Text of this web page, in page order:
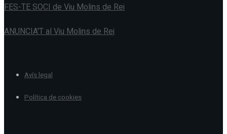
FES-TE SOCI de Viu Molins de Rei
ANUNCIA'T al Viu Molins de Rei
Avís legal
Política de cookies